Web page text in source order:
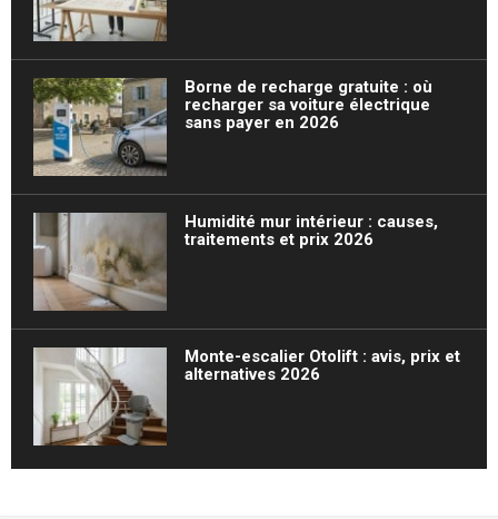
Borne de recharge gratuite : où
recharger sa voiture électrique
sans payer en 2026
Humidité mur intérieur : causes,
traitements et prix 2026
Monte-escalier Otolift : avis, prix et
alternatives 2026